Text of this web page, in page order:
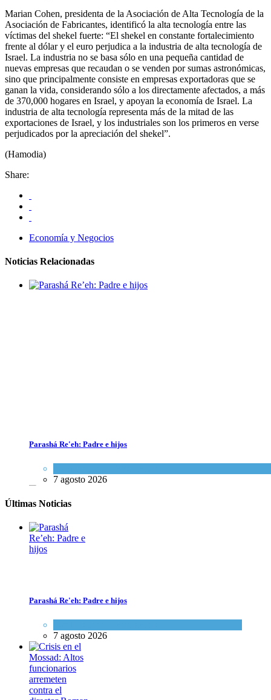
Marian Cohen, presidenta de la Asociación de Alta Tecnología de la
Asociación de Fabricantes, identificó la alta tecnología entre las
víctimas del shekel fuerte: “El shekel en constante fortalecimiento
frente al dólar y el euro perjudica a la industria de alta tecnología de
Israel. La industria no se basa sólo en una pequeña cantidad de
nuevas empresas que recaudan o se venden por sumas astronómicas,
sino que principalmente consiste en empresas exportadoras que se
ganan la vida, considerando sólo a los directamente afectados, a más
de 370,000 hogares en Israel, y apoyan la economía de Israel. La
industria de alta tecnología representa más de la mitad de las
exportaciones de Israel, y los industriales son los primeros en verse
perjudicados por la apreciación del shekel”.
(Hamodia)
Share:
Economía y Negocios
Noticias Relacionadas
Parashá Re'eh: Padre e hijos
7 agosto 2026
Crisis en el Mossad: Altos funcionarios arremeten contra el director
Tema del día
7 agosto 2026
Últimas Noticias
Parashá Re'eh: Padre e hijos
7 agosto 2026